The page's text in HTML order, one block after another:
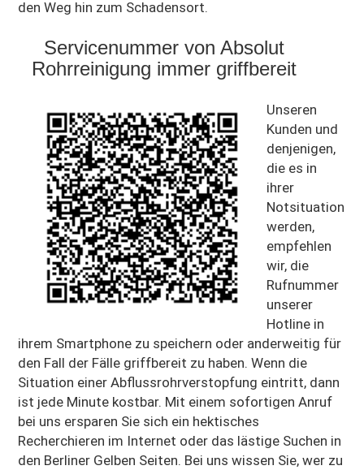
den Weg hin zum Schadensort.
Servicenummer von Absolut
Rohrreinigung immer griffbereit
Unseren
Kunden und
denjenigen,
die es in
ihrer
Notsituation
werden,
empfehlen
wir, die
Rufnummer
unserer
Hotline in
ihrem Smartphone zu speichern oder anderweitig für
den Fall der Fälle griffbereit zu haben. Wenn die
Situation einer Abflussrohrverstopfung eintritt, dann
ist jede Minute kostbar. Mit einem sofortigen Anruf
bei uns ersparen Sie sich ein hektisches
Recherchieren im Internet oder das lästige Suchen in
den Berliner Gelben Seiten. Bei uns wissen Sie, wer zu